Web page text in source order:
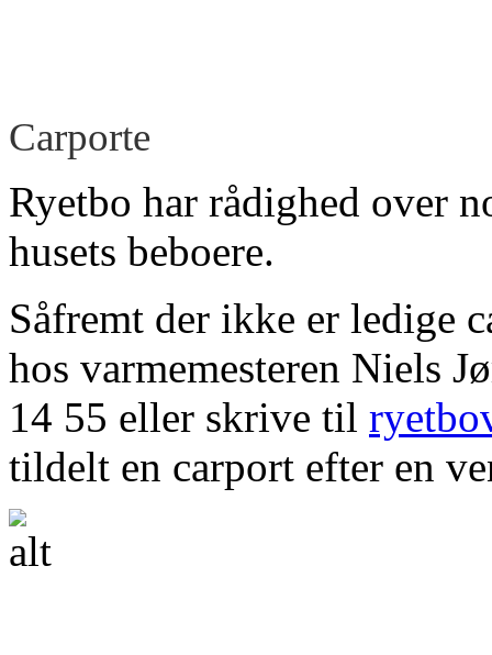
Carporte
Ryetbo har rådighed over
husets beboere.
Såfremt der ikke er ledige
hos varmemesteren Niels
14 55 eller skrive til
tildelt en carport efter en